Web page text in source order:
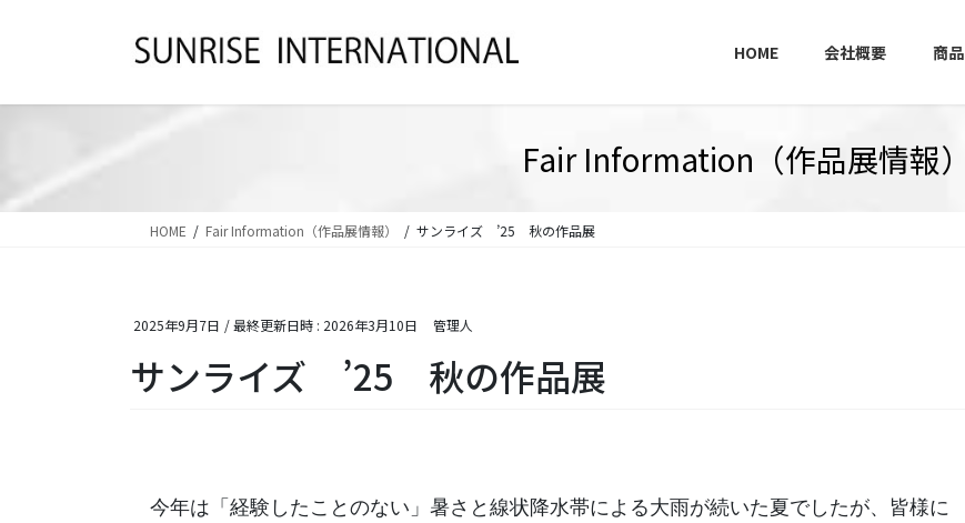
キ
に
HOME 会社概要 商品
Fair Information（作品展情報）
HOME Fair Information（作品展情報） サンライズ ’25 秋の作品展
2025年9月7日 / 最終更新日時 : 2026年3月10日 管理人
サンライズ ’25 秋の作品展
今年は「経験したことのない」暑さと線状降水帯による大雨が続いた夏でしたが、皆様に